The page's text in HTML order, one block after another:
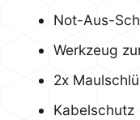
Not-Aus-
Werkzeug
2x
Kabelschutz